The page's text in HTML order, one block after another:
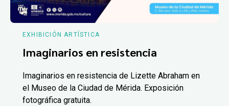
EXHIBICIÓN ARTÍSTICA
Imaginarios en resistencia
Imaginarios en resistencia de Lizette Abraham en
el Museo de la Ciudad de Mérida. Exposición
fotográfica gratuita.